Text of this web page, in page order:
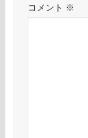
コメント ※